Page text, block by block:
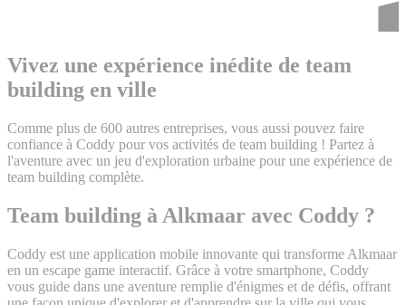
Vivez une expérience inédite de team
building en ville
Comme plus de 600 autres entreprises, vous aussi pouvez faire
confiance à Coddy pour vos activités de team building ! Partez à
l'aventure avec un jeu d'exploration urbaine pour une expérience de
team building complète.
Team building à Alkmaar avec Coddy ?
Coddy est une application mobile innovante qui transforme Alkmaar
en un escape game interactif. Grâce à votre smartphone, Coddy
vous guide dans une aventure remplie d'énigmes et de défis, offrant